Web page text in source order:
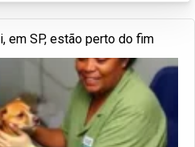
em SP, estão perto do fim